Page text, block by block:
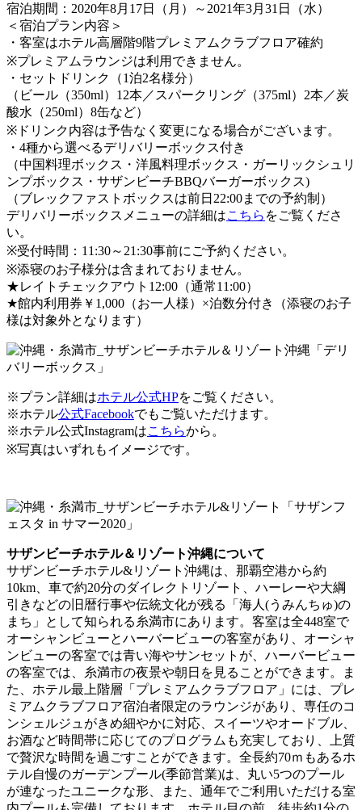
宿泊期間：2020年8月17日（月）～2021年3月31日（水）
＜宿泊プラン内容＞
・客室はホテル高層階9階プレミアムクラブフロア確約
※プレミアムラウンジは利用できません。
・セットドリンク（1泊2名様分）
（ビール（350ml）12本／スパークリング（375ml）2本／炭
酸水（250ml）8缶など）
※ドリンク内容は予告なく変更になる場合がございます。
・4種から選べるデリバリーボックス付き
（中国料理ボックス・洋風料理ボックス・ガーリックシュリ
ンプボックス・サザンビーチBBQバーガーボックス)
（ブレックファストボックスは前日22:00までの予約制）
デリバリーボックスメニューの詳細はこちら をご覧くださ
い。
※受付時間：11:30～21:30事前にご予約ください。
※添寝のお子様分は含まれておりません。
★レイトチェックアウト12:00（通常11:00）
★館内利用券￥1,000（お一人様）×泊数分付き（添寝のお子
様は対象外となります）
※プラン詳細はホテル公式HPをご覧ください。
※ホテル公式Facebookでもご覧いただけます。
※ホテル公式Instagramはこちらから。
※写真はいずれもイメージです。
サザンビーチホテル＆リゾート沖縄について
サザンビーチホテル&リゾート沖縄は、那覇空港から約
10km、⾞で約20分のダイレクトリゾート、ハーレーや⼤綱
引きなどの旧暦⾏事や伝統⽂化が残る「海⼈(うみんちゅ)の
まち」として知られる⽷満市にあります。客室は全448室で
オーシャンビューとハーバービューの客室があり、オーシャ
ンビューの客室では⻘い海やサンセットが、ハーバービュー
の客室では、⽷満市の夜景や朝日を⾒ることができます。ま
た、ホテル最上階層「プレミアムクラブフロア」には、プレ
ミアムクラブフロア宿泊者限定のラウンジがあり、専任のコ
ンシェルジュがきめ細やかに対応、スイーツやオードブル、
お酒など時間帯に応じてのプログラムも充実しており、上質
で贅沢な時間を過ごすことができます。全⻑約70ｍもあるホ
テル⾃慢のガーデンプール(季節営業)は、丸い5つのプール
が連なったユニークな形、また、通年でご利⽤いただける室